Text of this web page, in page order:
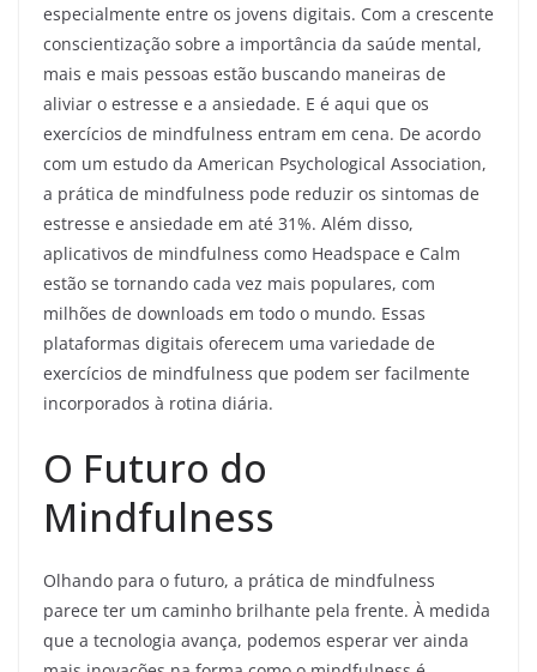
especialmente entre os jovens digitais. Com a crescente
conscientização sobre a importância da saúde mental,
mais e mais pessoas estão buscando maneiras de
aliviar o estresse e a ansiedade. E é aqui que os
exercícios de mindfulness entram em cena. De acordo
com um estudo da American Psychological Association,
a prática de mindfulness pode reduzir os sintomas de
estresse e ansiedade em até 31%. Além disso,
aplicativos de mindfulness como Headspace e Calm
estão se tornando cada vez mais populares, com
milhões de downloads em todo o mundo. Essas
plataformas digitais oferecem uma variedade de
exercícios de mindfulness que podem ser facilmente
incorporados à rotina diária.
O Futuro do
Mindfulness
Olhando para o futuro, a prática de mindfulness
parece ter um caminho brilhante pela frente. À medida
que a tecnologia avança, podemos esperar ver ainda